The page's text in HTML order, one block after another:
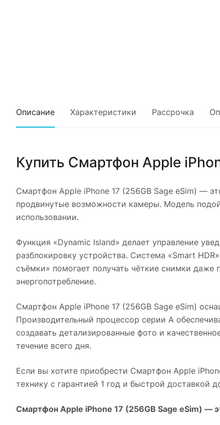
Описание Характеристики Рассрочка
Купить Смартфон Apple
Смартфон Apple iPhone 17 (256GB Sage eSim) —
продвинутые возможности камеры. Модель
использовании.
Функция «Dynamic Island» делает управление
разблокировку устройства. Система «Smart
съёмки» помогает получать чёткие снимки даже
энергопотребление.
Смартфон Apple iPhone 17 (256GB Sage eSim)
Производительный процессор серии A
создавать детализированные фото и
течение всего дня.
Если вы хотите приобрести Смартфон Apple
технику с гарантией 1 год и быстрой доставкой
Смартфон Apple iPhone 17 (256GB Sage eSim) —